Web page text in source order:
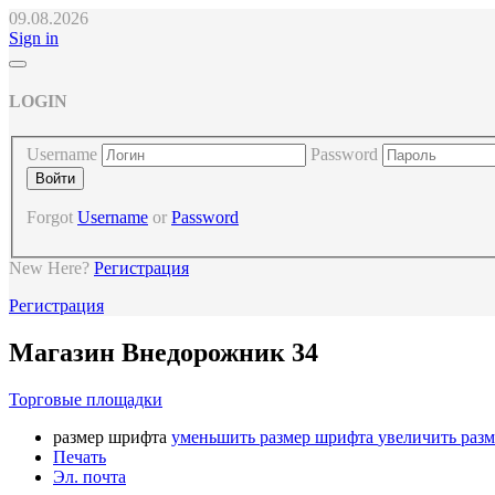
09.08.2026
Sign in
LOGIN
Username Password
Forgot Username or Password
New Here? Регистрация
Регистрация
Магазин Внедорожник 34
Торговые площадки
размер шрифта уменьшить размер шрифта увеличить
Печать
Эл. почта